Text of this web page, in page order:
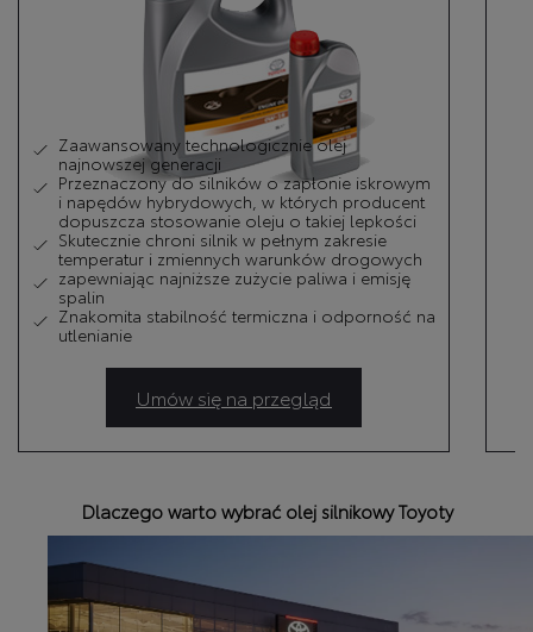
Zaawansowany technologicznie olej
najnowszej generacji
Przeznaczony do silników o zapłonie iskrowym
i napędów hybrydowych, w których producent
dopuszcza stosowanie oleju o takiej lepkości
Skutecznie chroni silnik w pełnym zakresie
temperatur i zmiennych warunków drogowych
zapewniając najniższe zużycie paliwa i emisję
spalin
Znakomita stabilność termiczna i odporność na
utlenianie
Umów się na przegląd
Dlaczego warto wybrać olej silnikowy Toyoty